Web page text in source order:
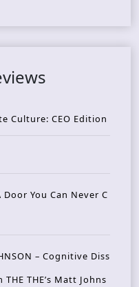
Culture: CEO Edition
Door You Can Never C
– Cognitive Diss
THE’s Matt Johns